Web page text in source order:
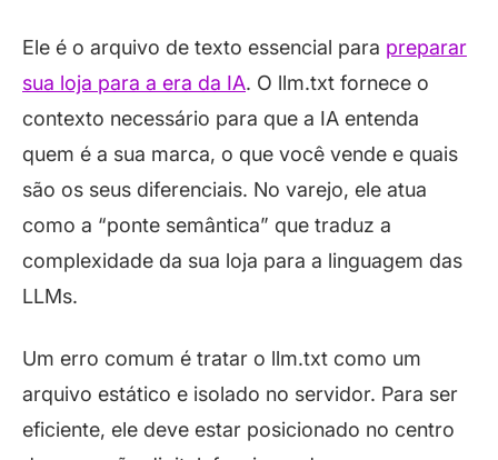
Ele é o arquivo de texto essencial para preparar
sua loja para a era da IA. O llm.txt fornece o
contexto necessário para que a IA entenda
quem é a sua marca, o que você vende e quais
são os seus diferenciais. No varejo, ele atua
como a “ponte semântica” que traduz a
complexidade da sua loja para a linguagem das
LLMs.
Um erro comum é tratar o llm.txt como um
arquivo estático e isolado no servidor. Para ser
eficiente, ele deve estar posicionado no centro